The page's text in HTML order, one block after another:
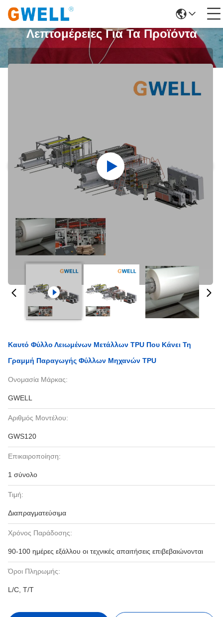
Λεπτομέρειες Για Τα Προϊόντα
Καυτό Φύλλο Λειωμένων Μετάλλων TPU Που Κάνει Τη
Γραμμή Παραγωγής Φύλλων Μηχανών TPU
Ονομασία Μάρκας:
GWELL
Αριθμός Μοντέλου:
GWS120
Επικαιροποίηση:
1 σύνολο
Τιμή:
Διαπραγματεύσιμα
Χρόνος Παράδοσης:
90-100 ημέρες εξάλλου οι τεχνικές απαιτήσεις επιβεβαιώνονται
Όροι Πληρωμής:
L/C, T/T